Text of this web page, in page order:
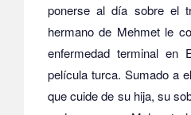
ponerse al día sobre el
hermano de Mehmet le
enfermedad terminal en
película turca. Sumado a
que cuide de su hija, su